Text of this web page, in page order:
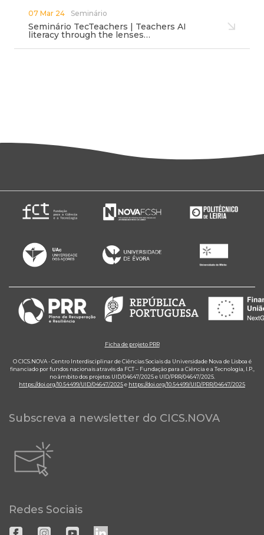
07 Mar 24 Seminário
Seminário TecTeachers | Teachers AI
literacy through the lenses…
Ficha de projeto PRR
O CICS.NOVA - Centro Interdisciplinar de Ciências Sociais da Universidade Nova de Lisboa é
financiado por fundos nacionais através da FCT – Fundação para a Ciência e a Tecnologia, I.P.,
no âmbito dos projetos UID/04647/2025 e UID/PRR/04647/2025.
https://doi.org/10.54499/UID/04647/2025e https://doi.org/10.54499/UID/PRR/04647/2025
Subscreva a newsletter do CICS.NOVA
Redes Sociais